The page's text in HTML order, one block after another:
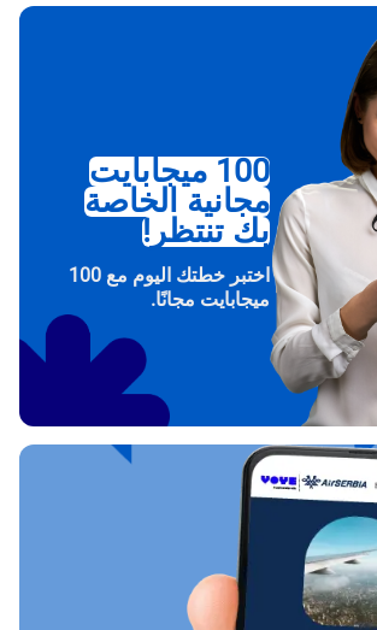
100 ميجابايت
مجانية الخاصة
بك تنتظر!
اختبر خطتك اليوم مع 100
ميجابايت مجانًا.